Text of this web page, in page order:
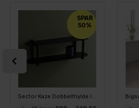
SPAR
50%
Sector Kaze Dobbelthylde i metal - Sort